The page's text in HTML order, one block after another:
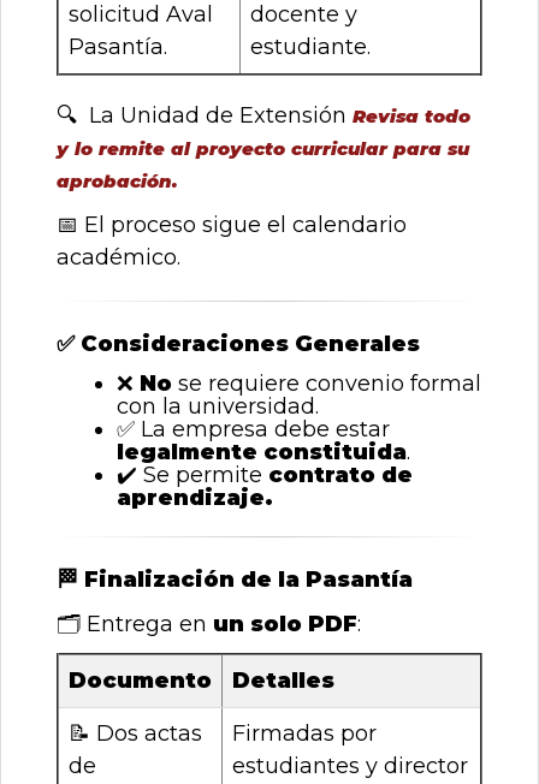
solicitud Aval
Pasantía.
docente y
estudiante.
🔍 La Unidad de Extensión Revisa todo
y lo remite al proyecto curricular para su
aprobación.
📅 El proceso sigue el calendario
académico.
✅Consideraciones Generales
❌ No se requiere convenio formal
con la universidad.
✅ La empresa debe estar
legalmente constituida.
✔️ Se permite contrato de
aprendizaje.
🏁 Finalización de la Pasantía
🗂 ️ Entrega en un solo PDF:
Documento
Detalles
📝 Dos actas
de
Firmadas por
estudiantes y director